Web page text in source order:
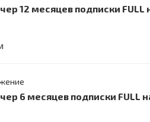
12 месяцев подписки FULL
6 месяцев подписки FULL